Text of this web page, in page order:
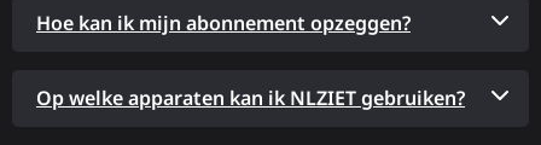
Hoe kan ik mijn abonnement opzeggen?
Op welke apparaten kan ik NLZIET gebruiken?